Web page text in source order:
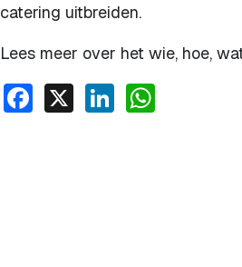
catering uitbreiden.
Lees meer over het wie, hoe,
Facebook
X LinkedIn